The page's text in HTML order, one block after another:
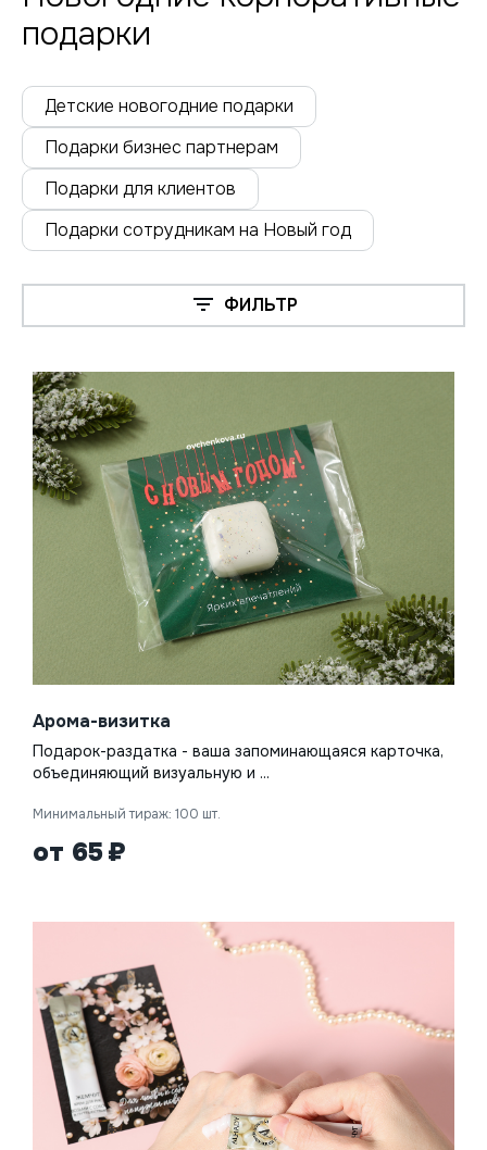
подарки
Детские новогодние подарки
Подарки бизнес партнерам
Подарки для клиентов
Подарки сотрудникам на Новый год
ФИЛЬТР
Арома-визитка
Подарок-раздатка - ваша запоминающаяся карточка,
объединяющий визуальную и ...
Минимальный тираж: 100 шт.
от 65
Нажимая на кнопку, я даю согласие на обработку
ОТПРАВИТЬ